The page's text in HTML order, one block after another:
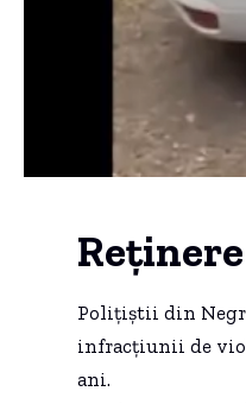
Polițiștii din
infracțiunii de viol
ani.